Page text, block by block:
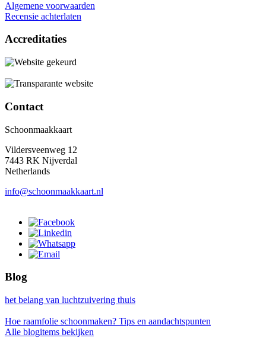
Algemene voorwaarden
Recensie achterlaten
Accreditaties
Contact
Schoonmaakkaart
Vildersveenweg 12
7443 RK Nijverdal
Netherlands
info@schoonmaakkaart.nl
Blog
het belang van luchtzuivering thuis
Hoe raamfolie schoonmaken? Tips en aandachtspunten
Alle blogitems bekijken